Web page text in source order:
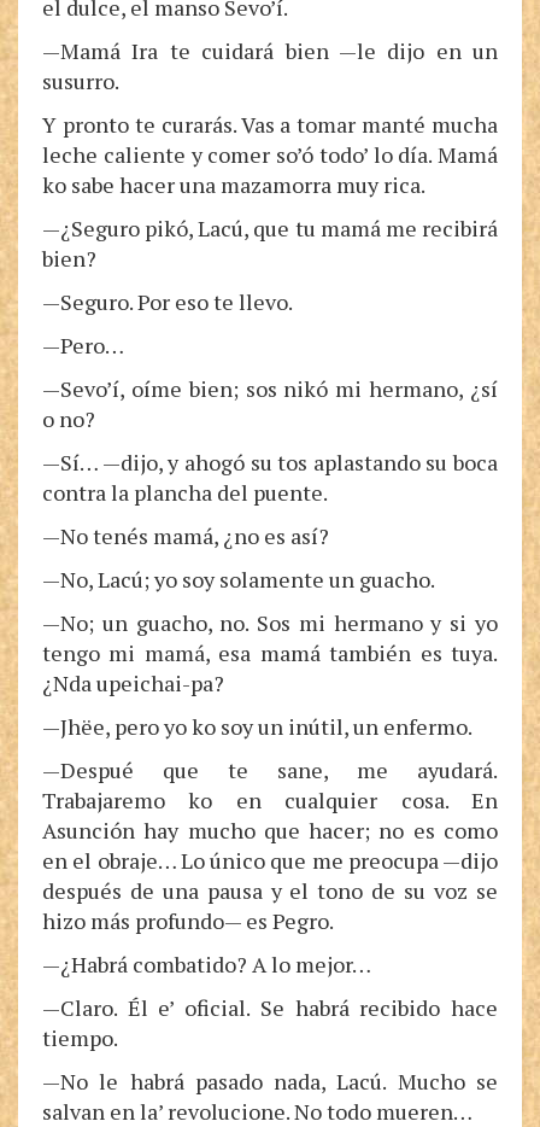
el dulce, el manso Sevo’í.
—Mamá Ira te cuidará bien —le dijo en un
susurro.
Y pronto te curarás. Vas a tomar manté mucha
leche caliente y comer so’ó todo’ lo día. Mamá
ko sabe hacer una mazamorra muy rica.
—¿Seguro pikó, Lacú, que tu mamá me recibirá
bien?
—Seguro. Por eso te llevo.
—Pero…
—Sevo’í, oíme bien; sos nikó mi hermano, ¿sí
o no?
—Sí… —dijo, y ahogó su tos aplastando su boca
contra la plancha del puente.
—No tenés mamá, ¿no es así?
—No, Lacú; yo soy solamente un guacho.
—No; un guacho, no. Sos mi hermano y si yo
tengo mi mamá, esa mamá también es tuya.
¿Nda upeichai-pa?
—Jhëe, pero yo ko soy un inútil, un enfermo.
—Despué que te sane, me ayudará.
Trabajaremo ko en cualquier cosa. En
Asunción hay mucho que hacer; no es como
en el obraje… Lo único que me preocupa —dijo
después de una pausa y el tono de su voz se
hizo más profundo— es Pegro.
—¿Habrá combatido? A lo mejor…
—Claro. Él e’ oficial. Se habrá recibido hace
tiempo.
—No le habrá pasado nada, Lacú. Mucho se
salvan en la’ revolucione. No todo mueren…